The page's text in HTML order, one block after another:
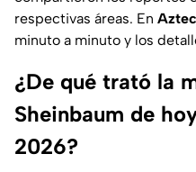
respectivas áreas. En
minuto a minuto y los
¿De qué trató la
Sheinbaum de
2026?